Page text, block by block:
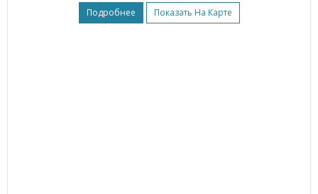
Подробнее Показать На Карте